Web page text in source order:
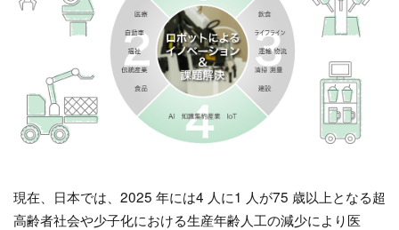
現在、日本では、2025 年には4 人に1 人が75 歳以上となる超
高齢者社会や少子化における生産年齢人工の減少により医